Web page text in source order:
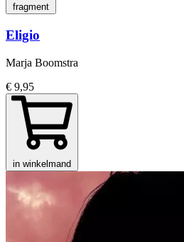
fragment
Eligio
Marja Boomstra
€ 9,95
in winkelmand